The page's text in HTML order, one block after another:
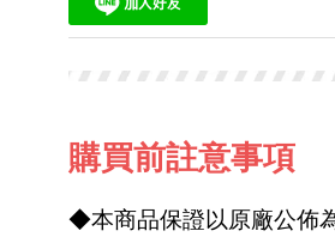
購買前註意事項
◆本商品保證以原廠公佈為